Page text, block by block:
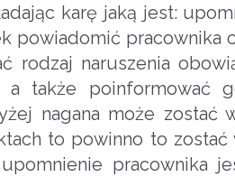
karę jaką jest:
powiadomić pracownika
rodzaj naruszenia
a także poinformować
nagana może
to powinno to
pracownika